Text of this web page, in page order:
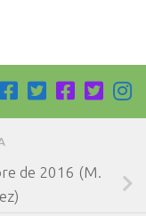
de 2016 (M.